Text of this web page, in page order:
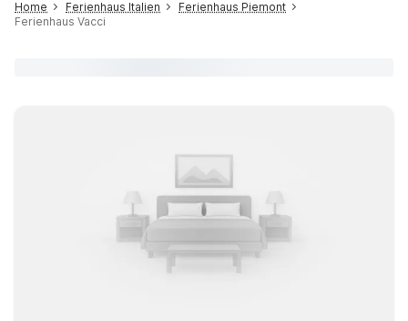
Home Ferienhaus Italien
Ferienhaus Piemont
Ferienhaus Vacci